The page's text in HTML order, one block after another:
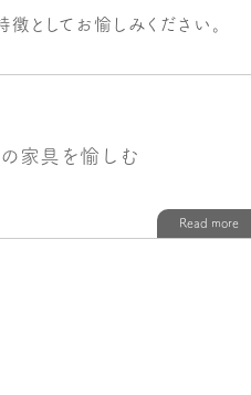
としてお愉しみください。